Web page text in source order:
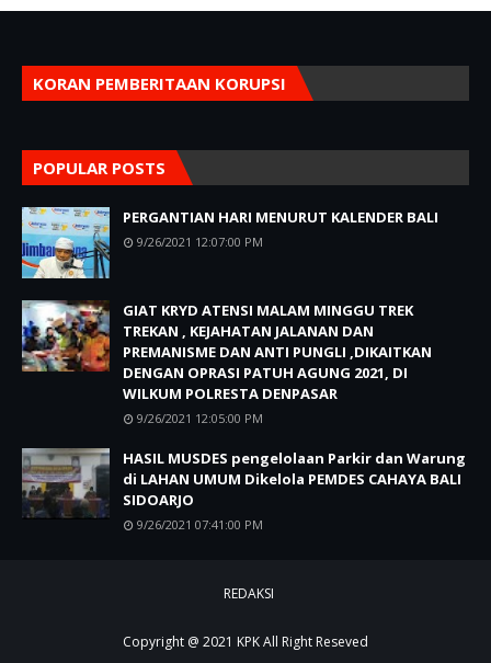
KORAN PEMBERITAAN KORUPSI
POPULAR POSTS
PERGANTIAN HARI MENURUT KALENDER BALI
9/26/2021 12:07:00 PM
GIAT KRYD ATENSI MALAM MINGGU TREK
TREKAN , KEJAHATAN JALANAN DAN
PREMANISME DAN ANTI PUNGLI ,DIKAITKAN
DENGAN OPRASI PATUH AGUNG 2021, DI
WILKUM POLRESTA DENPASAR
9/26/2021 12:05:00 PM
HASIL MUSDES pengelolaan Parkir dan Warung
di LAHAN UMUM Dikelola PEMDES CAHAYA BALI
SIDOARJO
9/26/2021 07:41:00 PM
REDAKSI
Copyright @ 2021 KPKAll Right Reseved